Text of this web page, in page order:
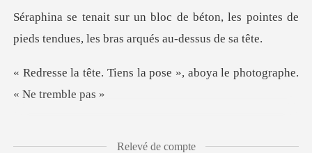
Historique
éton, les pointes de
pieds tendues,
la pose », aboya le phot
Relevé de compte